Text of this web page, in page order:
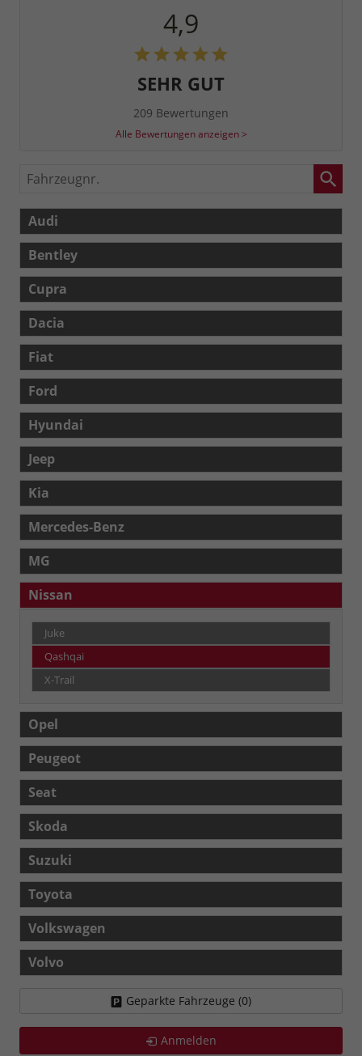
4,9
SEHR GUT
209 Bewertungen
Alle Bewertungen anzeigen >
Fahrzeugnr.
Audi
Bentley
Cupra
Dacia
Fiat
Ford
Hyundai
Jeep
Kia
Mercedes-Benz
MG
Nissan
Juke
Qashqai
X-Trail
Opel
Peugeot
Seat
Skoda
Suzuki
Toyota
Volkswagen
Volvo
Geparkte Fahrzeuge (0)
Anmelden